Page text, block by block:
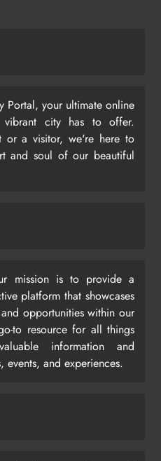
Portal, your ultimate online
city has to offer.
or a visitor, we're here to
and soul of our beautiful
mission is to provide a
platform that showcases
opportunities within our
to resource for all things
information and
events, and experiences.